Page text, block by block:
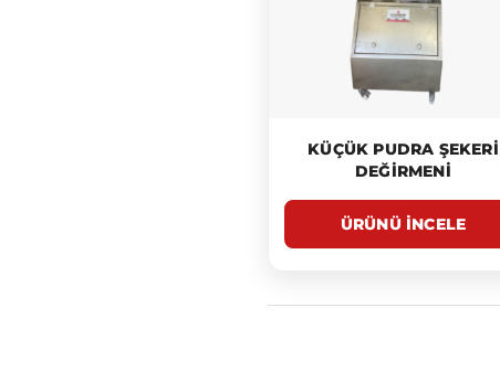
KÜÇÜK PUDRA ŞEKERI
DEĞIRMENI